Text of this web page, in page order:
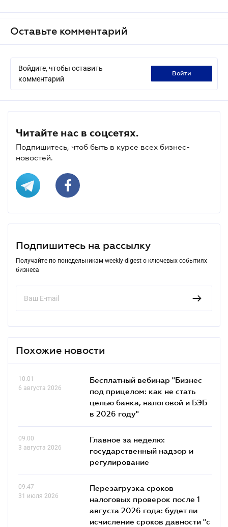
Оставьте комментарий
Войдите, чтобы оставить
комментарий
войти
Читайте нас в соцсетях.
Подпишитесь, чтоб быть в курсе всех бизнес-
новостей.
Подпишитесь на рассылку
Получайте по понедельникам weekly-digest о ключевых событиях
бизнеса
Похожие новости
10.01
6 августа 2026
Бесплатный вебинар "Бизнес
под прицелом: как не стать
целью банка, налоговой и БЭБ
в 2026 году"
09.00
3 августа 2026
Главное за неделю:
государственный надзор и
регулирование
09.47
31 июля 2026
Перезагрузка сроков
налоговых проверок после 1
августа 2026 года: будет ли
исчисление сроков давности "с